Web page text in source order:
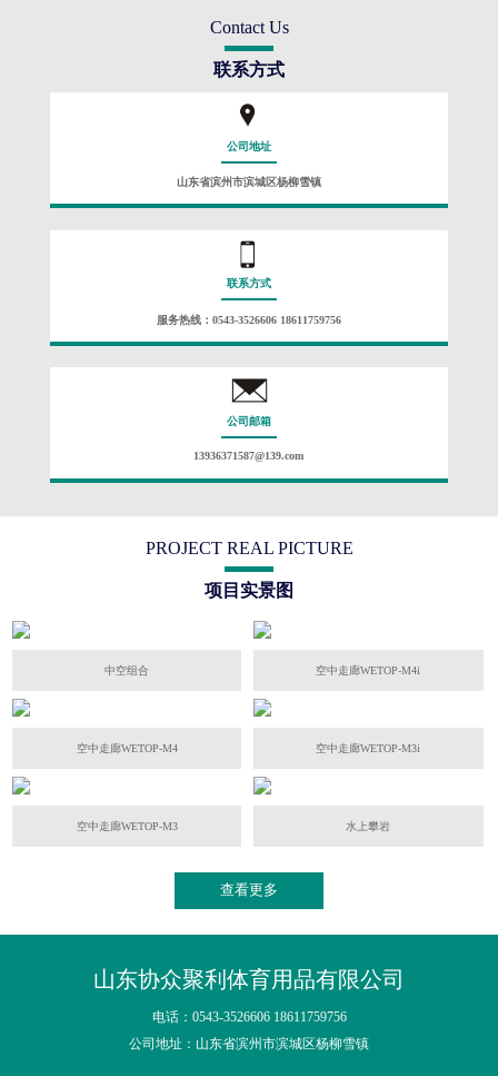
Contact Us
联系方式
公司地址
山东省滨州市滨城区杨柳雪镇
联系方式
服务热线：0543-3526606 18611759756
公司邮箱
13936371587@139.com
PROJECT REAL PICTURE
项目实景图
中空组合 空中走廊WETOP-M4i
空中走廊WETOP-M4 空中走廊WETOP-M3i
空中走廊WETOP-M3 水上攀岩
查看更多
山东协众聚利体育用品有限公司
电话：0543-3526606 18611759756
公司地址：山东省滨州市滨城区杨柳雪镇